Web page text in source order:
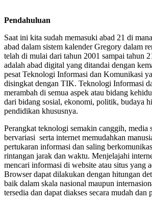
Pendahuluan
Saat ini kita sudah memasuki abad 21 di
abad dalam sistem kalender Gregory dalam
telah di mulai dari tahun 2001 sampai tahun
adalah abad digital yang ditandai dengan
pesat Teknologi Informasi dan Komunikasi
disingkat dengan TIK. Teknologi Informasi
merambah di semua aspek atau bidang
dari bidang sosial, ekonomi, politik, budaya
pendidikan khususnya.
Perangkat teknologi semakin canggih, media
bervariasi serta internet memudahkan
pertukaran informasi dan saling
rintangan jarak dan waktu. Menjelajahi
mencari informasi di website atau situs yang
Browser dapat dilakukan dengan hitungan
baik dalam skala nasional maupun
tersedia dan dapat diakses secara mudah dan